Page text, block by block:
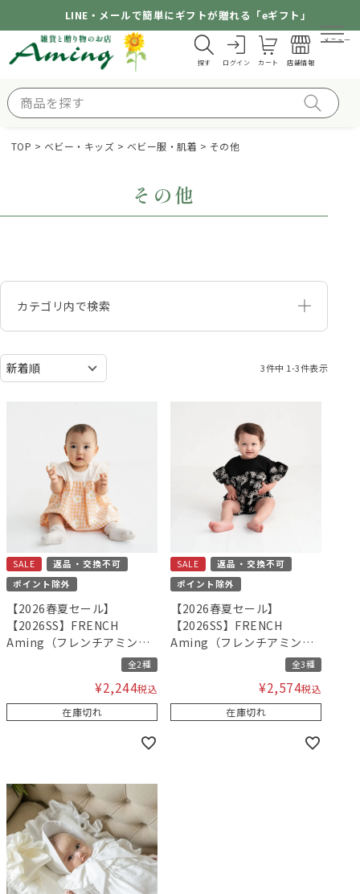
LINE・メールで簡単にギフトが贈れる「eギフト」
探す ログイン カート 店舗情報
メニュー
TOP ベビー・キッズ ベビー服・肌着 その他
その他
カテゴリ内で検索
3件中 1-3件表示
SALE
返品・交換不可
ポイント除外
【2026春夏セール】
【2026SS】FRENCH
Aming（フレンチアミン
全2種
¥2,244税込
在庫切れ
SALE
返品・交換不可
ポイント除外
【2026春夏セール】
【2026SS】FRENCH
Aming（フレンチアミン
グ）コード刺繍フリルトッ
全3種
¥2,574税込
在庫切れ